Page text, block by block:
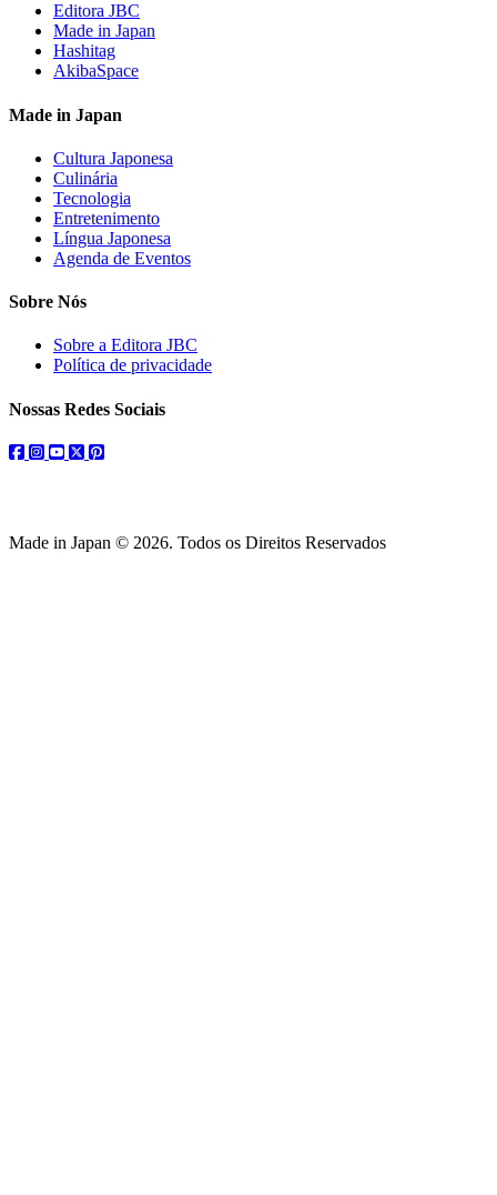
Editora JBC
Made in Japan
Hashitag
AkibaSpace
Made in Japan
Cultura Japonesa
Culinária
Tecnologia
Entretenimento
Língua Japonesa
Agenda de Eventos
Sobre Nós
Sobre a Editora JBC
Política de privacidade
Nossas Redes Sociais
facebook
instagram
youtube
twitterpinterest
Made in Japan © 2026. Todos os Direitos Reservados